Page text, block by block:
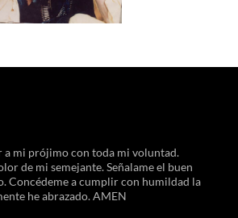
a mi prójimo con toda mi voluntad.
de mi semejante. Señalame el buen
Concédeme a cumplir con humildad la
he abrazado. AMEN